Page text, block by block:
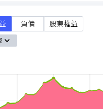
負債 股東權益